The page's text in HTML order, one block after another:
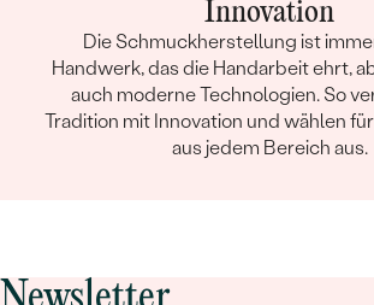
Innovation
Die Schmuckherstellung ist
Handwerk, das die Handarbeit ehrt,
auch moderne Technologien. So
Tradition mit Innovation und wählen
aus jedem Bereich aus.